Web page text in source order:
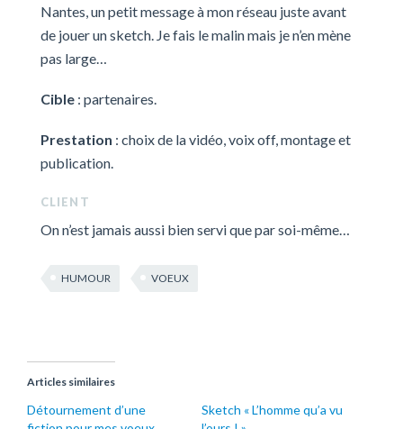
Nantes, un petit message à mon réseau juste avant
de jouer un sketch. Je fais le malin mais je n’en mène
pas large…
Cible: partenaires.
Prestation : choix de la vidéo, voix off, montage et
publication.
CLIENT
On n’est jamais aussi bien servi que par soi-même…
HUMOUR VOEUX
Articles similaires
Détournement d’une
Sketch « L’homme qu’a vu